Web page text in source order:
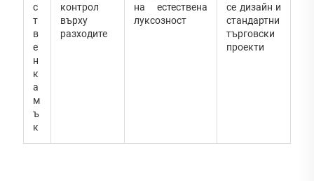
с
т
в
е
н
к
а
м
ъ
к
контрол
върху
разходите
на естествена
луксозност
се дизайн и
стандартни
търговски
проекти